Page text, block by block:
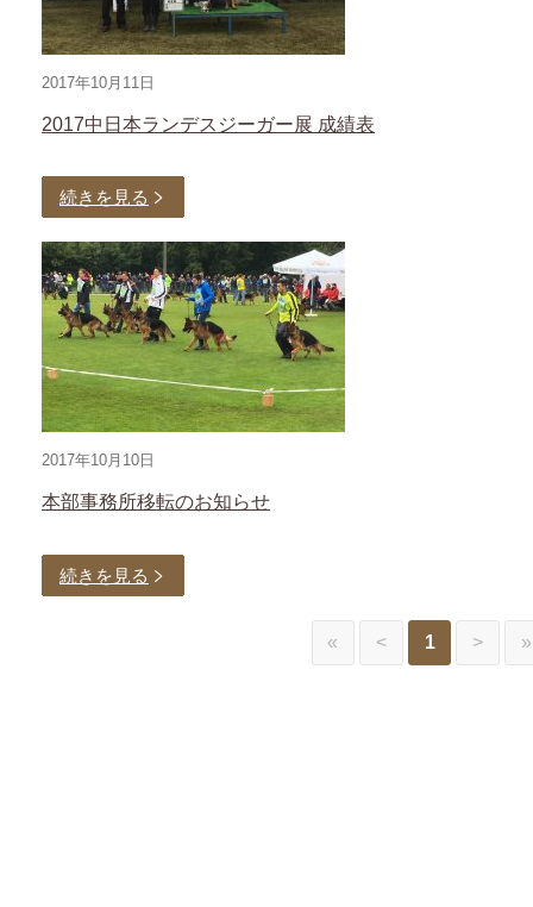
2017年10月11日
2017中日本ランデスジーガー展 成績表
続きを見る
2017年10月10日
本部事務所移転のお知らせ
続きを見る
« < 1 > »